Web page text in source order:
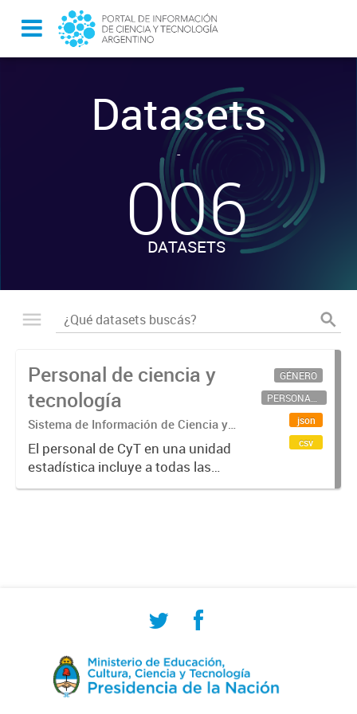
Datasets
-
006
DATASETS
Personal de ciencia y
tecnología
Sistema de Información de Ciencia y
Tecnología Argentino (SICYTAR)
El personal de CyT en una unidad
estadística incluye a todas las
personas involucradas
GÉNERO
PERSONAL CIENTÍFICO-TECNOLÓGICO
json
csv